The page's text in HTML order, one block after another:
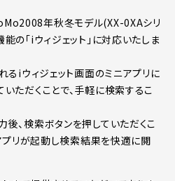
年秋冬モデル(XX-0XAシリ
の「iウィジェット」に対応いたしま
るiウィジェット画面のミニアプリに
ただくことで、手軽に検索するこ
後、検索ボタンを押していただくこ
リが起動し検索結果を快適に閲